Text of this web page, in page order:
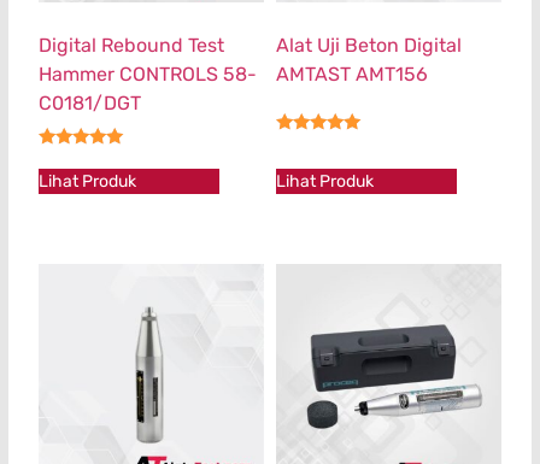
Digital Rebound Test
Hammer CONTROLS 58-
C0181/DGT
Lihat Produk
Alat Uji Beton Digital
AMTAST AMT156
Lihat Produk